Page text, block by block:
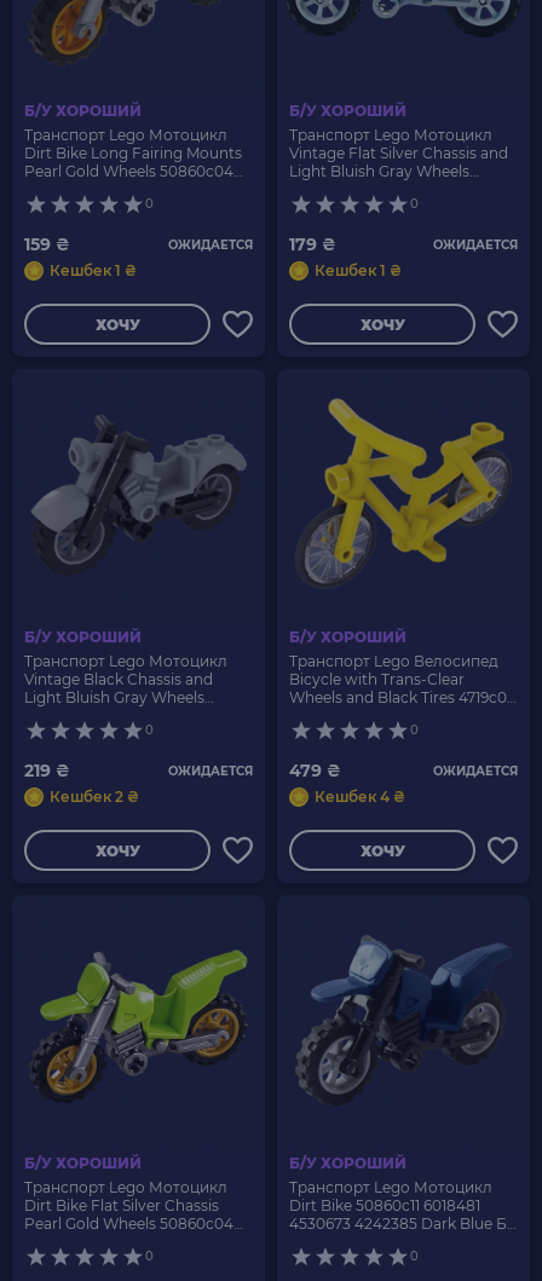
Б/У ХОРОШИЙ
Транспорт Lego Мотоцикл
Dirt Bike Long Fairing Mounts
Pearl Gold Wheels 50860c04
0
159 ₴ ОЖИДАЕТСЯ
Кешбек 1 ₴
ХОЧУ
Б/У ХОРОШИЙ
Транспорт Lego Мотоцикл
Vintage Flat Silver Chassis and
Light Bluish Gray Wheels
0
179 ₴ ОЖИДАЕТСЯ
Кешбек 1 ₴
ХОЧУ
Б/У ХОРОШИЙ
Транспорт Lego Мотоцикл
Vintage Black Chassis and
Light Bluish Gray Wheels
0
219 ₴ ОЖИДАЕТСЯ
Кешбек 2 ₴
ХОЧУ
Б/У ХОРОШИЙ
Транспорт Lego Велосипед
Bicycle with Trans-Clear
Wheels and Black Tires 4719c01
0
479 ₴ ОЖИДАЕТСЯ
Кешбек 4 ₴
ХОЧУ
Б/У ХОРОШИЙ
Транспорт Lego Мотоцикл
Dirt Bike Flat Silver Chassis
Pearl Gold Wheels 50860c04
0
Б/У ХОРОШИЙ
Транспорт Lego Мотоцикл
Dirt Bike 50860c11 6018481
4530673 4242385 Dark Blue Б/
0